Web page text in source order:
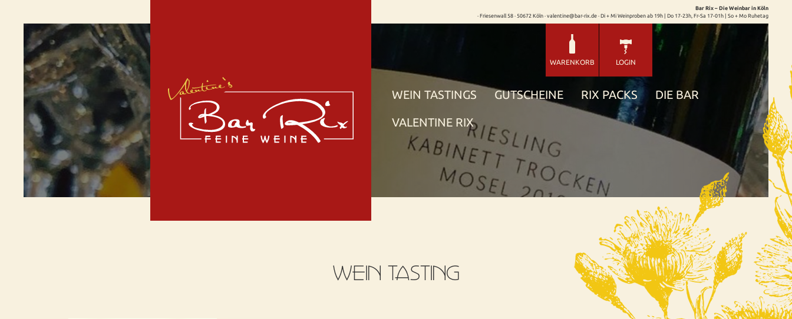
Bar Rix – Die Weinbar in Köln
· Friesenwall 58 · 50672 Köln · valentine@bar-rix.de · Di + Mi Weinproben ab 19h | Do 17-23h, Fr-Sa 17-01h | So + Mo Ruhetag
WARENKORB LOGIN
WEIN TASTINGS GUTSCHEINE RIX PACKS DIE BAR
VALENTINE RIX
WEIN TASTING